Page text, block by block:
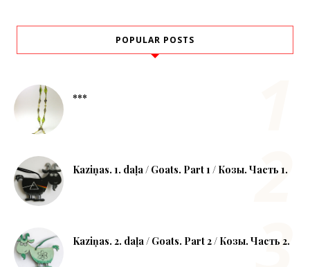
POPULAR POSTS
***
Kaziņas. 1. daļa / Goats. Part 1 / Козы. Часть 1.
Kaziņas. 2. daļa / Goats. Part 2 / Козы. Часть 2.